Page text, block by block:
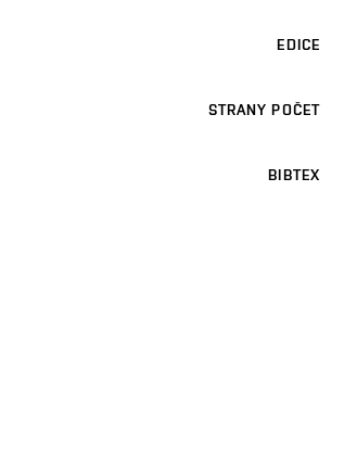
EDICE
STRANY POČET
BIBTEX